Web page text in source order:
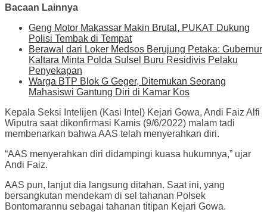
Bacaan Lainnya
Geng Motor Makassar Makin Brutal, PUKAT Dukung
Polisi Tembak di Tempat
Berawal dari Loker Medsos Berujung Petaka: Gubernur
Kaltara Minta Polda Sulsel Buru Residivis Pelaku
Penyekapan
Warga BTP Blok G Geger, Ditemukan Seorang
Mahasiswi Gantung Diri di Kamar Kos
Kepala Seksi Intelijen (Kasi Intel) Kejari Gowa, Andi Faiz Alfi
Wiputra saat dikonfirmasi Kamis (9/6/2022) malam tadi
membenarkan bahwa AAS telah menyerahkan diri.
“AAS menyerahkan diri didampingi kuasa hukumnya,” ujar
Andi Faiz.
AAS pun, lanjut dia langsung ditahan. Saat ini, yang
bersangkutan mendekam di sel tahanan Polsek
Bontomarannu sebagai tahanan titipan Kejari Gowa.